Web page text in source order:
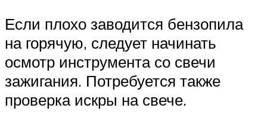
Если плохо заводится бензопила
на горячую, следует начинать
осмотр инструмента со свечи
зажигания. Потребуется также
проверка искры на свече.